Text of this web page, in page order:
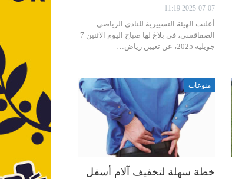
2025-07-07 11:19
أعلنت الهيئة التسييرية للنادي الرياضي
الصفاقسي، في بلاغ لها صباح اليوم الاثنين 7
جويلية 2025، عن تعيين رياض…
منوعات
خطة سهلة لتخفيف آلام أسفل